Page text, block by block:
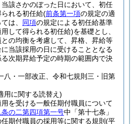
該さかのぼった日において、初任
れる初任給(前条第一項の規定の適
は、 同項の規定による初任給基準
して得られる初任給)を基礎とし、
の均衡を考慮して、昇格、昇給等
当該採用の日に受けることとなる
次期昇給予定の時期の範囲内で決
八・一部改正、令和七規則三・旧第
用に関する読替え)
を受ける一般任期付職員について
の二第四項第一号中「第十七条」
期付職員の採用等に関する規則 (平